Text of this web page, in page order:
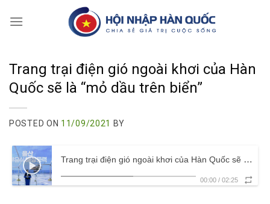
Trang trại điện gió ngoài khơi của Hàn
Quốc sẽ là “mỏ dầu trên biển”
POSTED ON 11/09/2021 BY
Trang trại điện gió ngoài khơi của Hàn Quốc sẽ là “mỏ dầu trên biển”
00:00 / 02:25